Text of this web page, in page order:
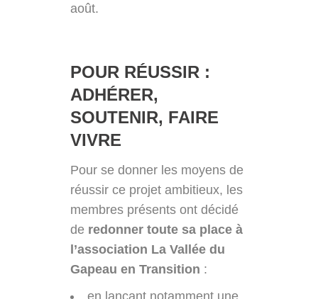
août.
POUR RÉUSSIR :
ADHÉRER,
SOUTENIR, FAIRE
VIVRE
Pour se donner les moyens de
réussir ce projet ambitieux, les
membres présents ont décidé
de redonner toute sa place à
l’association La Vallée du
Gapeau en Transition :
en lançant notamment une